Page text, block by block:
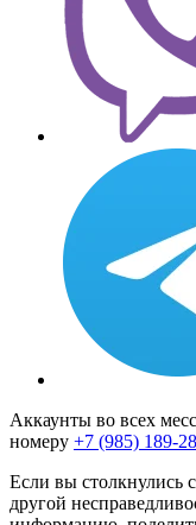
Аккаунты во всех
номеру +7 (985) 189-
Если вы столкнулись
другой